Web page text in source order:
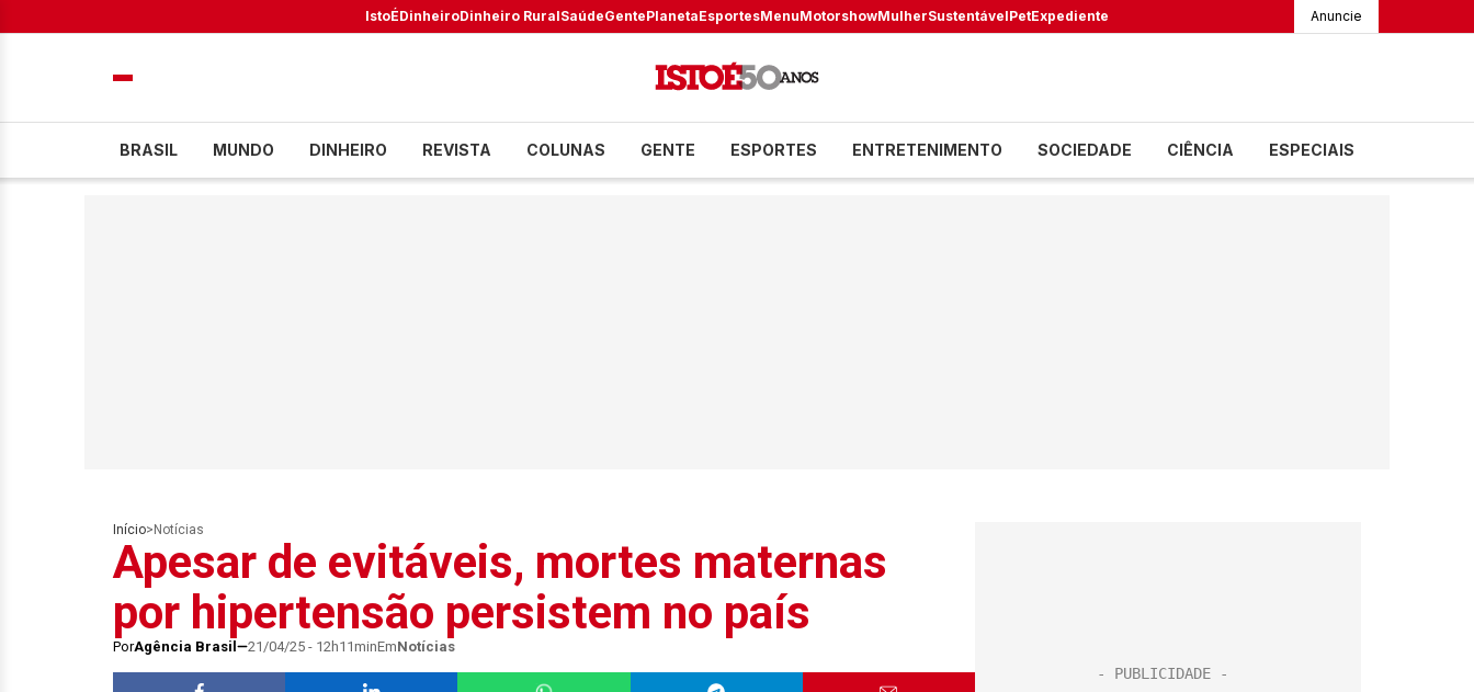
IstoÉDinheiroDinheiro RuralSaúdeGentePlanetaEsportesMenuMotorshowMulherSustentávelPetExpediente Anuncie
BRASIL MUNDO DINHEIRO REVISTA COLUNAS GENTE ESPORTES ENTRETENIMENTO SOCIEDADE CIÊNCIA ESPECIAIS
Início> Notícias
Apesar de evitáveis, mortes maternas
por hipertensão persistem no país
PorAgência Brasil 21/04/25 - 12h11minEmNotícias